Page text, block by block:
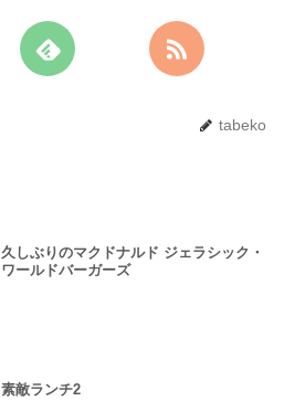
tabeko
久しぶりのマクドナルド ジェラシック・
ワールドバーガーズ
素敵ランチ2